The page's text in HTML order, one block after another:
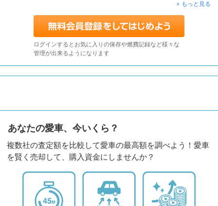
もっと見る
ログインするとお気に入りの保存や燃費記録など様々な
管理が出来るようになります
あなたの愛車、今いくら？
複数社の査定額を比較して愛車の最高額を調べよう！愛車
を賢く売却して、購入資金にしませんか？